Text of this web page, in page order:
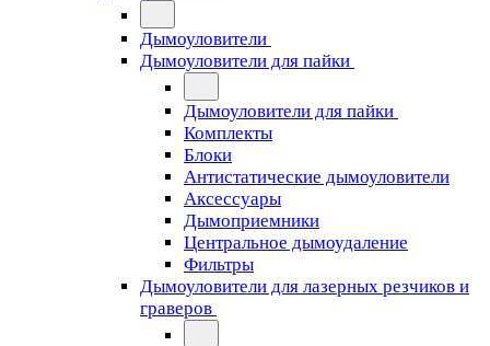
Дымоуловители
Дымоуловители для пайки
Дымоуловители для пайки
Комплекты
Блоки
Антистатические дымоуловители
Аксессуары
Дымоприемники
Центральное дымоудаление
Фильтры
Дымоуловители для лазерных резчиков и
граверов